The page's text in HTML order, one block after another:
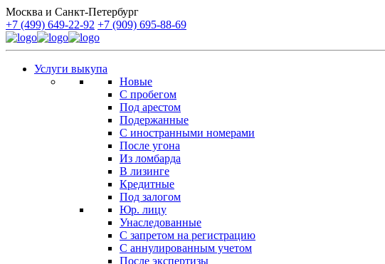
Москва и Санкт-Петербург
+7 (499) 649-22-92 +7 (909) 695-88-69
Услуги выкупа
Новые
С пробегом
Под арестом
Подержанные
С иностранными номерами
После угона
Из ломбарда
В лизинге
Кредитные
Под залогом
Юр. лицу
Унаследованные
С запретом на регистрацию
С аннулированным учетом
После экспертизы